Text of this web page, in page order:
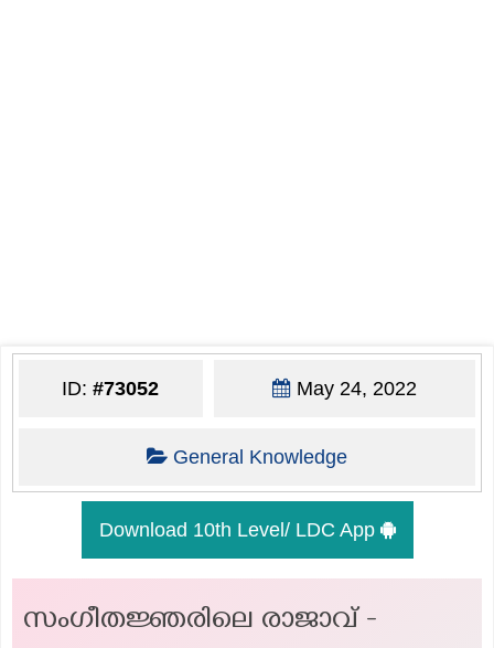
ID:#73052 May 24, 2022
General Knowledge
Download 10th Level/ LDC App
സംഗീതജ്ഞരിലെ രാജാവ് -